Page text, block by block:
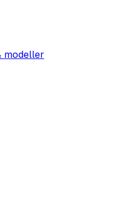
modeller